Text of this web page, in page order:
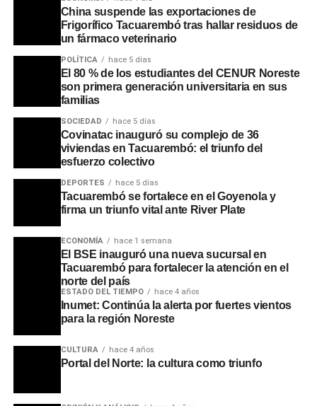
para su posterior traslado gracias a la colaboración de
una colega, y el resto de la carga principal será
apoyo logístico de la empresa de transporte El Calabrés.
China suspende las exportaciones de
Frigorífico Tacuarembó tras hallar residuos de
un fármaco veterinario
POLÍTICA hace 5 días
El 80 % de los estudiantes del CENUR Noreste
son primera generación universitaria en sus
familias
SOCIEDAD hace 5 días
Covinatac inauguró su complejo de 36
viviendas en Tacuarembó: el triunfo del
esfuerzo colectivo
DEPORTES hace 5 días
Tacuarembó se fortalece en el Goyenola y
firma un triunfo vital ante River Plate
ECONOMÍA hace 1 semana
El BSE inauguró una nueva sucursal en
Tacuarembó para fortalecer la atención en el
norte del país
ESTADO DEL TIEMPO hace 4 años
Inumet: Continúa la alerta por fuertes vientos
para la región Noreste
CULTURA hace 4 años
Portal del Norte: la cultura como triunfo